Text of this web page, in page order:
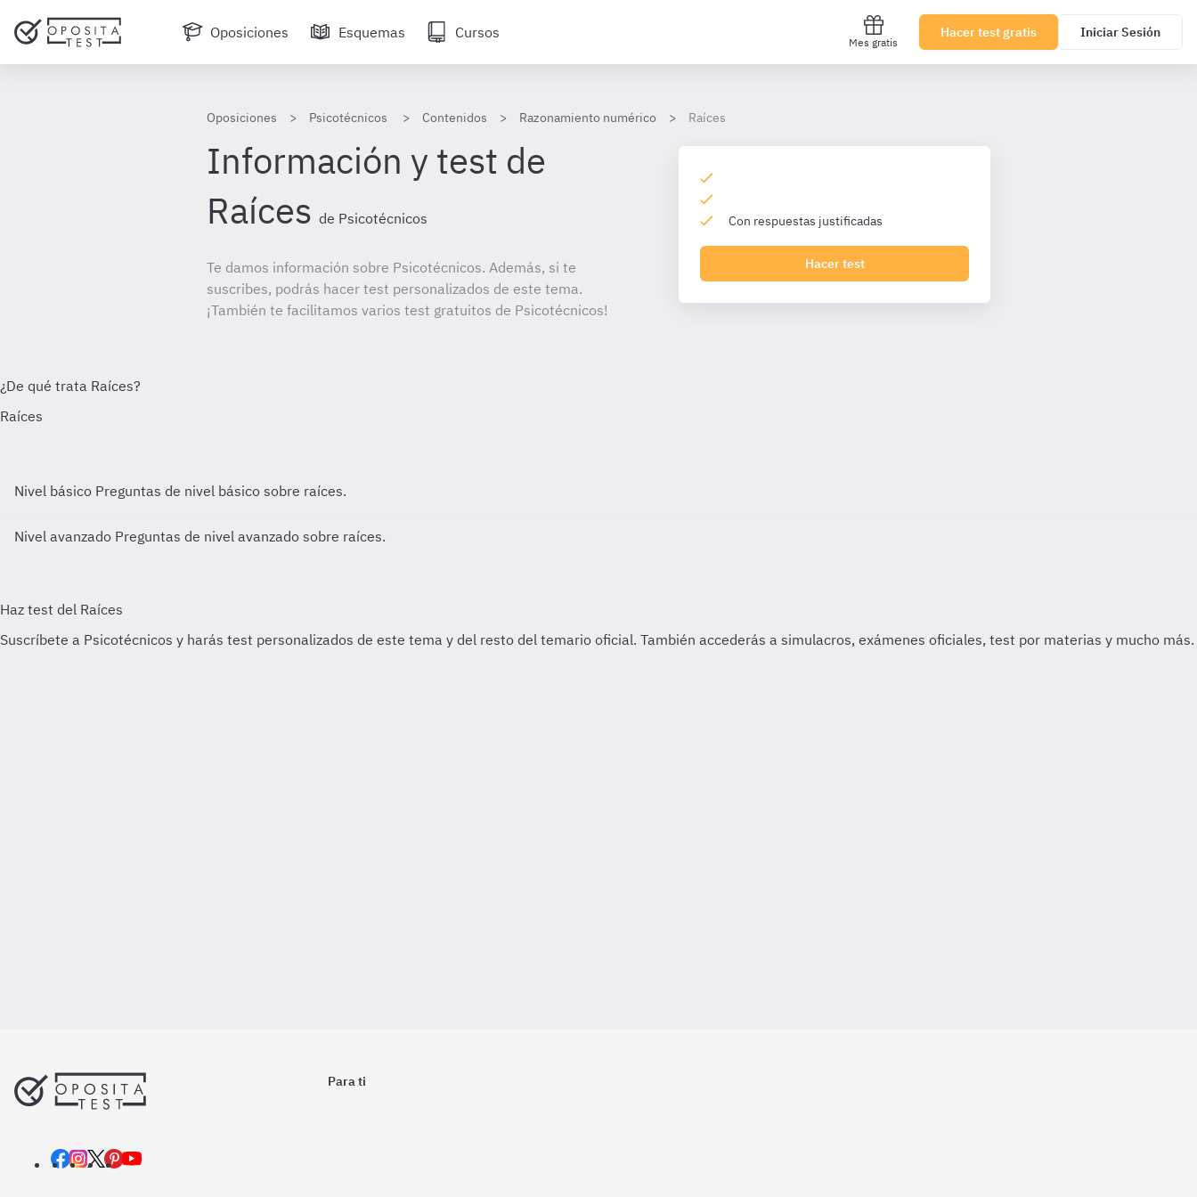
Oposiciones Esquemas Cursos
Mes gratis
Hacer test gratis Iniciar Sesión
Oposiciones Psicotécnicos Contenidos Razonamiento numérico Raíces
Información y test de
Raíces de Psicotécnicos
Te damos información sobre Psicotécnicos. Además, si te
suscribes, podrás hacer test personalizados de este tema.
¡También te facilitamos varios test gratuitos de Psicotécnicos!
Con respuestas justificadas
Hacer test
Nivel básico Preguntas de nivel básico sobre raíces.
Nivel avanzado Preguntas de nivel avanzado sobre raíces.
Para ti